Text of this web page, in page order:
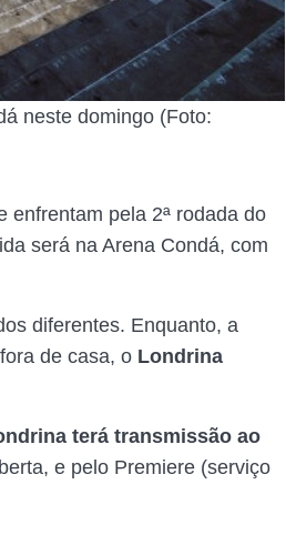
neste domingo (Foto:
enfrentam pela 2ª rodada do
será na Arena Condá, com
diferentes. Enquanto, a
de casa, o Londrina
terá transmissão ao
e pelo Premiere (serviço